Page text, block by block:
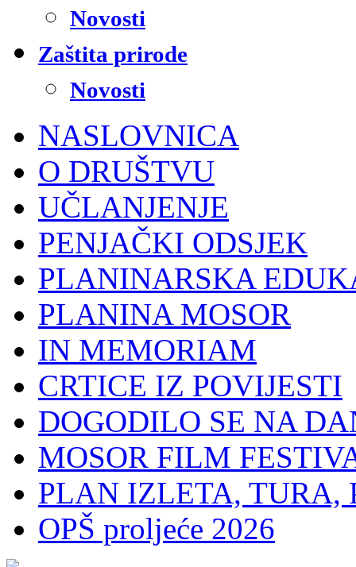
Novosti
Zaštita prirode
Novosti
NASLOVNICA
O DRUŠTVU
UČLANJENJE
PENJAČKI ODSJEK
PLANINARSKA
PLANINA MOSOR
IN MEMORIAM
CRTICE IZ POVIJESTI
DOGODILO SE NA
MOSOR FILM
PLAN IZLETA, TURA,
OPŠ proljeće 2026